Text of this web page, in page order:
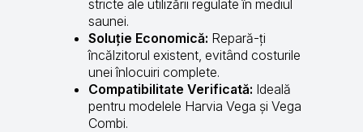
stricte ale utilizării regulate în mediul
saunei.
Soluție Economică: Repară-ți
încălzitorul existent, evitând costurile
unei înlocuiri complete.
Compatibilitate Verificată: Ideală
pentru modelele Harvia Vega și Vega
Combi.